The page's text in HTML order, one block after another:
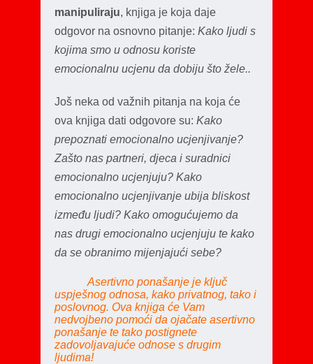
manipuliraju, knjiga je koja daje
odgovor na osnovno pitanje: Kako ljudi s
kojima smo u odnosu koriste
emocionalnu ucjenu da dobiju što žele..
Još neka od važnih pitanja na koja će
ova knjiga dati odgovore su: Kako
prepoznati emocionalno ucjenjivanje?
Zašto nas partneri, djeca i suradnici
emocionalno ucjenjuju? Kako
emocionalno ucjenjivanje ubija bliskost
između ljudi? Kako omogućujemo da
nas drugi emocionalno ucjenjuju te kako
da se obranimo mijenjajući sebe?
Asertivno ponašanje je ključ
uspješnog odnosa, kako privatnog, tako i
poslovnog. Ova knjiga će Vam
nedvojbeno pomoći da ojačate asertivno
ponašanje te tako postignete
zadovoljavajuće odnose s drugim
ljudima!